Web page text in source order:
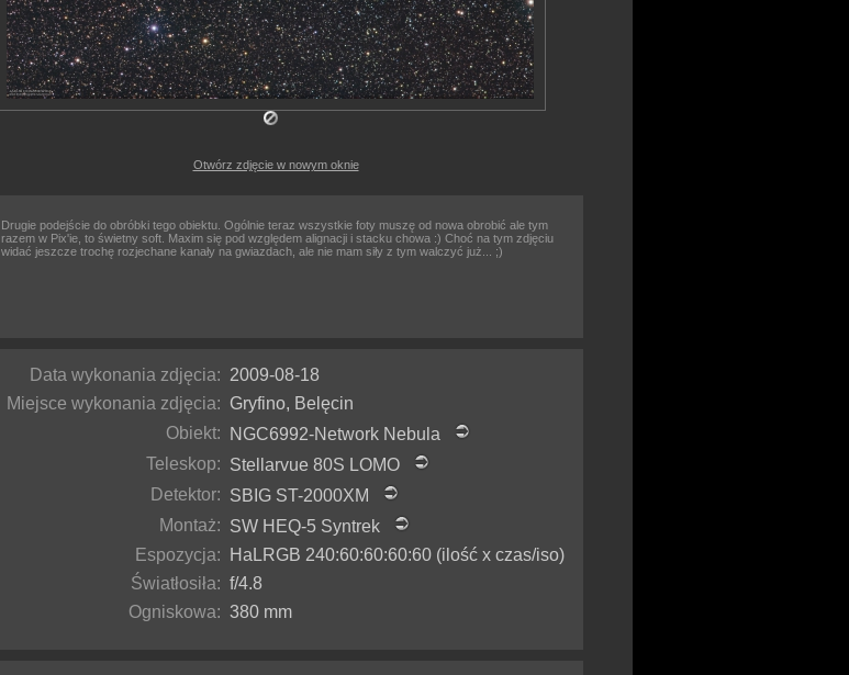
Otwórz zdjęcie w nowym oknie
Drugie podejście do obróbki tego obiektu. Ogólnie teraz wszystkie foty muszę od nowa obrobić ale tym
razem w Pix'ie, to świetny soft. Maxim się pod względem alignacji i stacku chowa :) Choć na tym zdjęciu
widać jeszcze trochę rozjechane kanały na gwiazdach, ale nie mam siły z tym walczyć już... ;)
Data wykonania zdjęcia: 2009-08-18
Miejsce wykonania zdjęcia: Gryfino, Belęcin
Obiekt:
NGC6992-Network Nebula
Teleskop: Stellarvue 80S LOMO
Detektor: SBIG ST-2000XM
Montaż: SW HEQ-5 Syntrek
Espozycja:
HaLRGB 240:60:60:60:60 (ilość x czas/iso)
Światłosiła: f/4.8
Ogniskowa: 380 mm